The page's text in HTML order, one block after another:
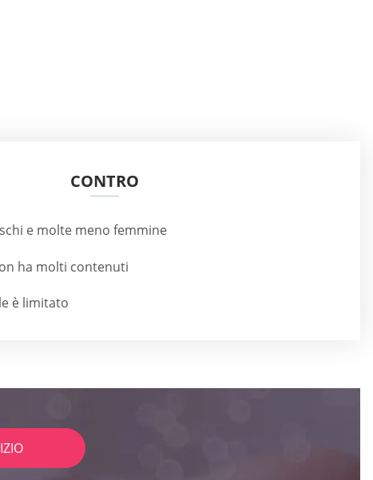
CONTRO
e molte meno femmine
ha molti contenuti
è limitato